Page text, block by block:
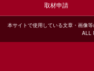
取材申請
本サイトで使用している文章・画像
ALL